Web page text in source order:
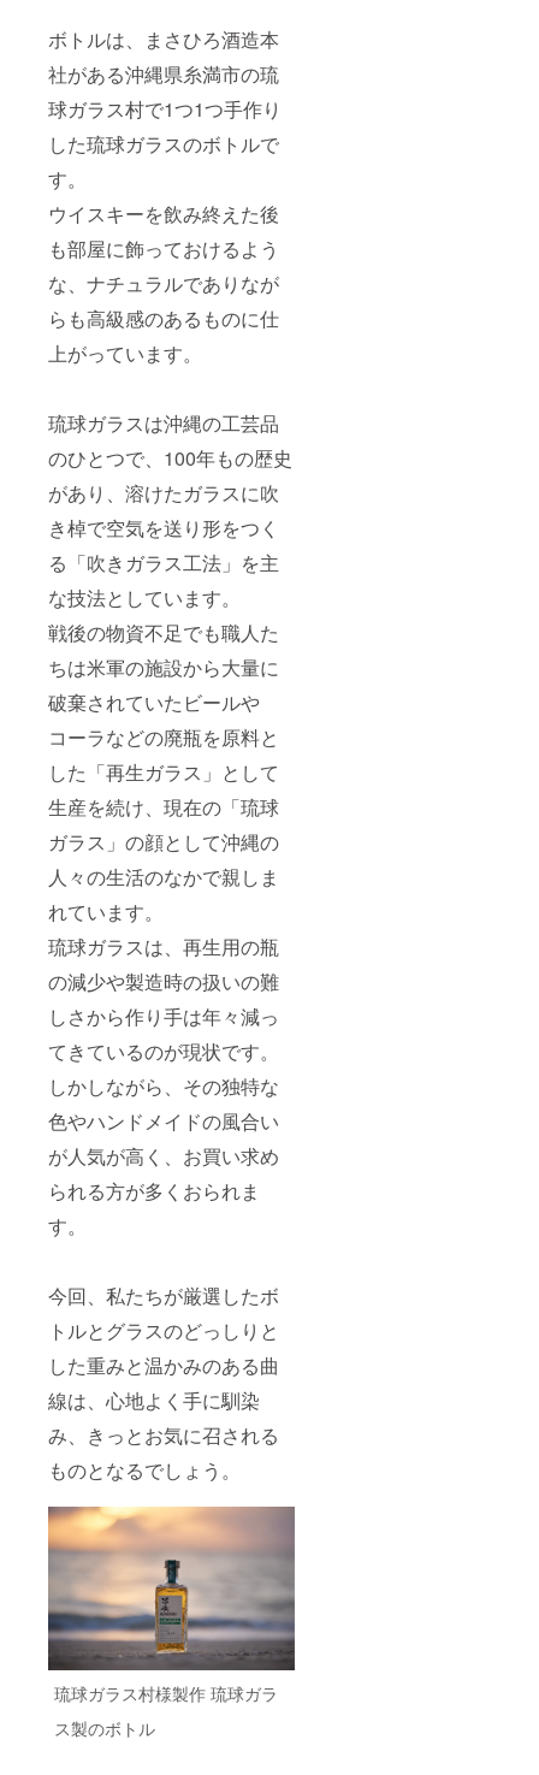
ボトルは、まさひろ酒造本
社がある沖縄県糸満市の琉
球ガラス村で1つ1つ手作り
した琉球ガラスのボトルで
す。
ウイスキーを飲み終えた後
も部屋に飾っておけるよう
な、ナチュラルでありなが
らも高級感のあるものに仕
上がっています。
琉球ガラスは沖縄の工芸品
のひとつで、100年もの歴史
があり、溶けたガラスに吹
き棹で空気を送り形をつく
る「吹きガラス工法」を主
な技法としています。
戦後の物資不足でも職人た
ちは米軍の施設から大量に
破棄されていたビールや
コーラなどの廃瓶を原料と
した「再生ガラス」として
生産を続け、現在の「琉球
ガラス」の顔として沖縄の
人々の生活のなかで親しま
れています。
琉球ガラスは、再生用の瓶
の減少や製造時の扱いの難
しさから作り手は年々減っ
てきているのが現状です。
しかしながら、その独特な
色やハンドメイドの風合い
が人気が高く、お買い求め
られる方が多くおられま
す。
今回、私たちが厳選したボ
トルとグラスのどっしりと
した重みと温かみのある曲
線は、心地よく手に馴染
み、きっとお気に召される
ものとなるでしょう。
琉球ガラス村様製作 琉球ガラ
ス製のボトル